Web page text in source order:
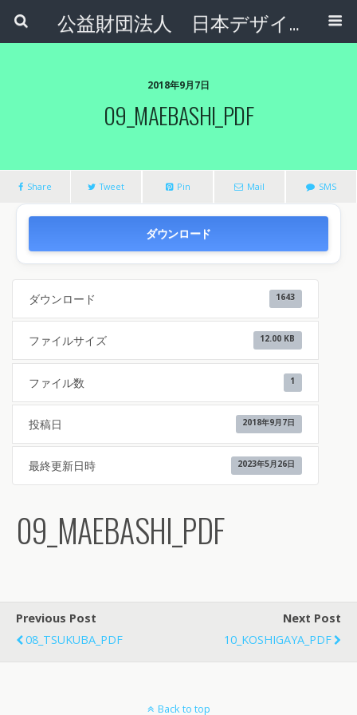
公益財団法人 日本デザインナンバー財団
2018年9月7日
09_MAEBASHI_PDF
Share Tweet Pin Mail SMS
ダウンロード
ダウンロード 1643
ファイルサイズ 12.00 KB
ファイル数 1
投稿日 2018年9月7日
最終更新日時 2023年5月26日
09_MAEBASHI_PDF
Previous Post
08_TSUKUBA_PDF
Next Post
10_KOSHIGAYA_PDF
Back to top